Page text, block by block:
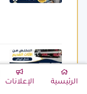
الرئيسية الإعلانات